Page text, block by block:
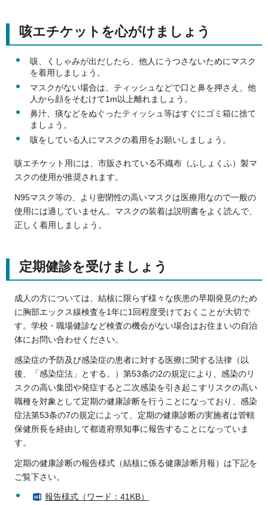
咳エチケットを心がけましょう
咳、くしゃみが出だしたら、他人にうつさないためにマスク
を着用しましょう。
マスクがない場合は、ティッシュなどで口と鼻を押さえ、他
人から顔をそむけて1m以上離れましょう。
鼻汁、痰などをぬぐったティッシュ等はすぐにゴミ箱に捨て
ましょう。
咳をしている人にマスクの着用をお願いしましょう。
咳エチケット用には、市販されている不織布（ふしょくふ）製マ
スクの使用が推奨されます。
N95マスク等の、より密閉性の高いマスクは医療用なので一般の
使用には適していません。マスクの装着は説明書をよく読んで、
正しく着用しましょう。
定期健診を受けましょう
成人の方については、結核に限らず様々な疾患の早期発見のため
に胸部エックス線検査を1年に1回程度受けておくことが大切で
す。学校・職場健診など検査の機会がない場合はお住まいの自治
体にお問い合わせください。
感染症の予防及び感染症の患者に対する医療に関する法律（以
後、「感染症法」とする。）第53条の2の規定により、感染のリ
スクの高い集団や発症すると二次感染を引き起こすリスクの高い
職種を対象として定期の健康診断を行うことになっており、感染
症法第53条の7の規定によって、定期の健康診断の実施者は管轄
保健所長を経由して都道府県知事に報告することになっていま
す。
定期の健康診断の報告様式（結核に係る健康診断月報）は下記を
ご覧下さい。
報告様式（ワード：41KB）